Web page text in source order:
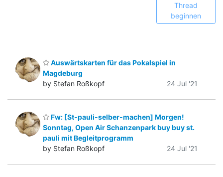
Thread
beginnen
Auswärtskarten für das Pokalspiel in
Magdeburg
by Stefan Roßkopf
24 Jul '21
Fw: [St-pauli-selber-machen] Morgen!
Sonntag, Open Air Schanzenpark buy buy st.
pauli mit Begleitprogramm
by Stefan Roßkopf
24 Jul '21